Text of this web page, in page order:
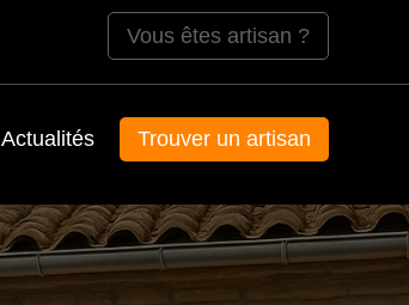
Vous êtes artisan ?
Actualités Trouver un artisan